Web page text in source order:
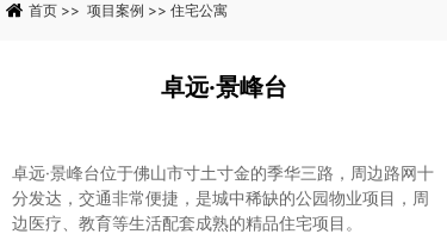
首页 >> 项目案例 >> 住宅公寓
卓远·景峰台
卓远·景峰台位于佛山市寸土寸金的季华三路，周边路网十
分发达，交通非常便捷，是城中稀缺的公园物业项目，周
边医疗、教育等生活配套成熟的精品住宅项目。